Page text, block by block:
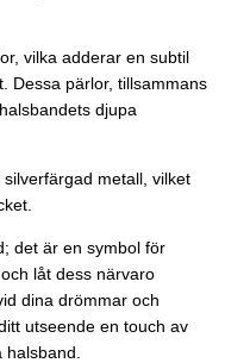
vilka adderar en subtil
Dessa pärlor, tillsammans
djupa
metall, vilket
det är en symbol för
låt dess närvaro
dina drömmar och
utseende en touch av